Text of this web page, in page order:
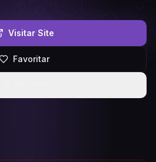
Visitar Site
Favoritar